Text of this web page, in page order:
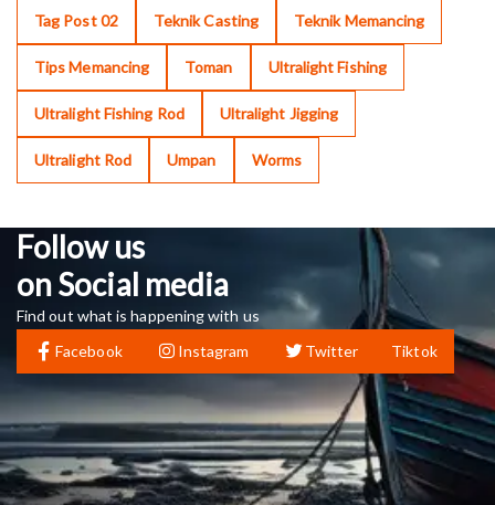
Tag Post 02 Teknik Casting Teknik Memancing
Tips Memancing Toman Ultralight Fishing
Ultralight Fishing Rod Ultralight Jigging
Ultralight Rod Umpan Worms
Follow us
on Social media
Find out what is happening with us
Facebook
Instagram Twitter Tiktok